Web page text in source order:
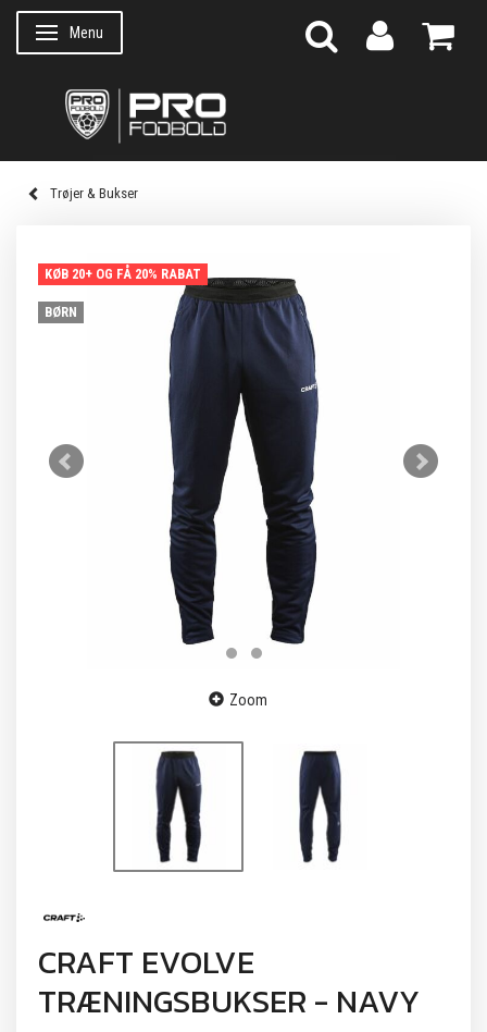
Skifte navigation
Menu
Trøjer & Bukser
KØB 20+ OG FÅ 20% RABAT
BØRN
Zoom
CRAFT EVOLVE
TRÆNINGSBUKSER - NAVY